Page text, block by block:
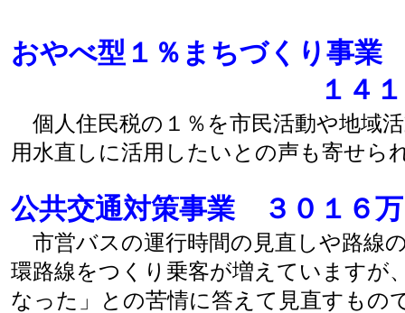
おやべ型１％まちづくり事
１４１７
個人住民税の１％を市民活動や地域
用水直しに活用したいとの声も寄せら
公共交通対策事業 ３０１６
市営バスの運行時間の見直しや路線
環路線をつくり乗客が増えていますが
なった」との苦情に答えて見直すもの